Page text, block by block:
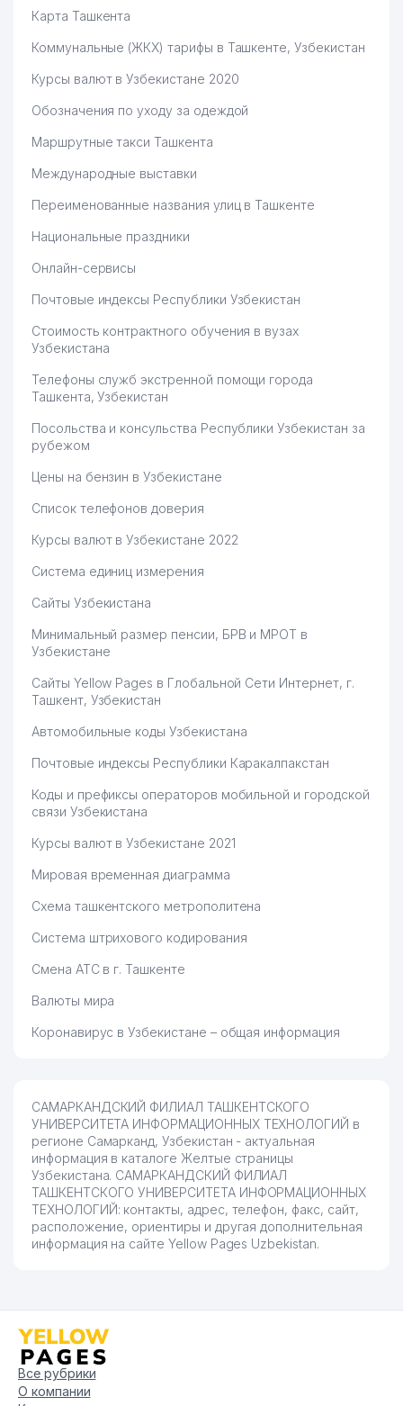
Карта Ташкента
Коммунальные (ЖКХ) тарифы в Ташкенте, Узбекистан
Курсы валют в Узбекистане 2020
Обозначения по уходу за одеждой
Маршрутные такси Ташкента
Международные выставки
Переименованные названия улиц в Ташкенте
Национальные праздники
Онлайн-сервисы
Почтовые индексы Республики Узбекистан
Стоимость контрактного обучения в вузах
Узбекистана
Телефоны служб экстренной помощи города
Ташкента, Узбекистан
Посольства и консульства Республики Узбекистан за
рубежом
Цены на бензин в Узбекистане
Список телефонов доверия
Курсы валют в Узбекистане 2022
Система единиц измерения
Сайты Узбекистана
Минимальный размер пенсии, БРВ и МРОТ в
Узбекистане
Сайты Yellow Pages в Глобальной Сети Интернет, г.
Ташкент, Узбекистан
Автомобильные коды Узбекистана
Почтовые индексы Республики Каракалпакстан
Коды и префиксы операторов мобильной и городской
связи Узбекистана
Курсы валют в Узбекистане 2021
Мировая временная диаграмма
Схема ташкентского метрополитена
Система штрихового кодирования
Смена АТС в г. Ташкенте
Валюты мира
Коронавирус в Узбекистане – общая информация
САМАРКАНДСКИЙ ФИЛИАЛ ТАШКЕНТСКОГО
УНИВЕРСИТЕТА ИНФОРМАЦИОННЫХ ТЕХНОЛОГИЙ в
регионе Самарканд, Узбекистан - актуальная
информация в каталоге Желтые страницы
Узбекистана. САМАРКАНДСКИЙ ФИЛИАЛ
ТАШКЕНТСКОГО УНИВЕРСИТЕТА ИНФОРМАЦИОННЫХ
ТЕХНОЛОГИЙ: контакты, адрес, телефон, факс, сайт,
расположение, ориентиры и другая дополнительная
информация на сайте Yellow Pages Uzbekistan.
Все рубрики
О компании